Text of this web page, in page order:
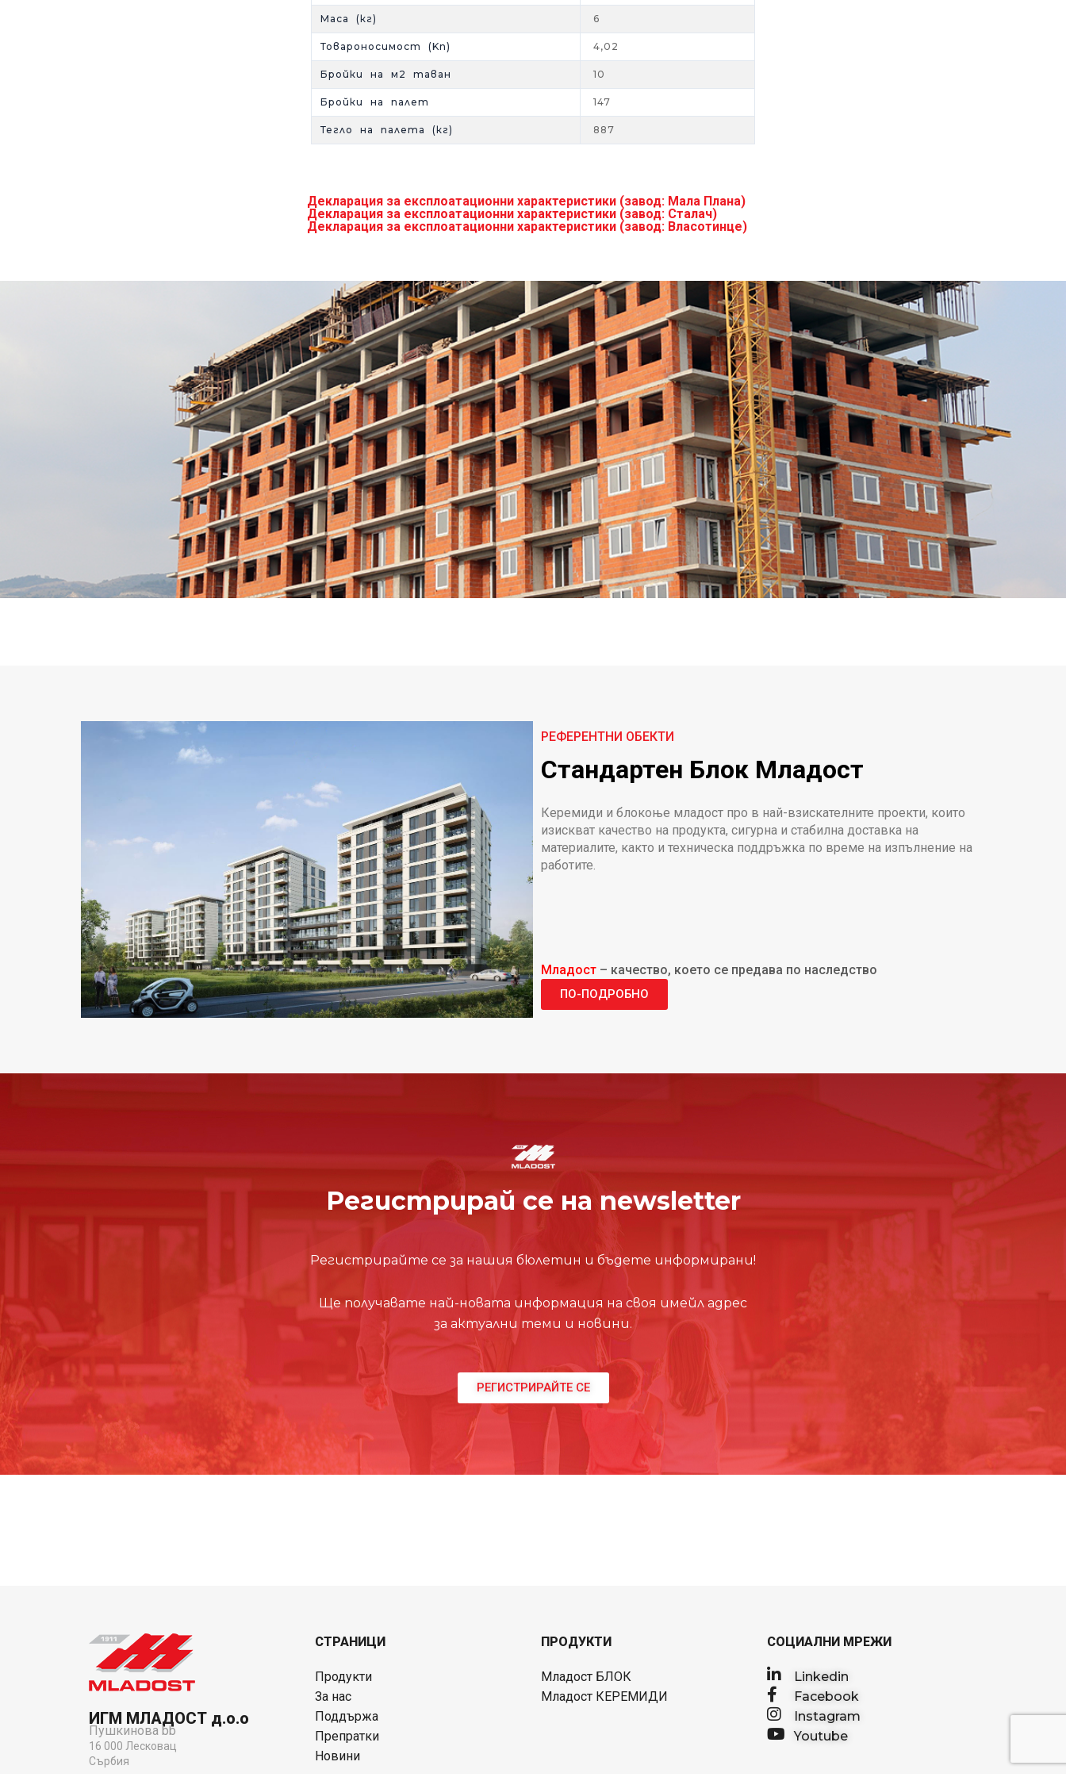
Mаса (кг) 6
Товароносимост (Kn) 4,02
Бройки на м2 таван 10
Бройки на палет 147
Тегло на палета (кг) 887
Декларация за експлоатационни характеристики (завод: Мала Плана)
Декларация за експлоатационни характеристики (завод: Сталач)
Декларация за експлоатационни характеристики (завод: Власотинце)
РЕФЕРЕНТНИ ОБЕКТИ
Стандартен Блок Младост
Керемиди и блокоње младост про в най-взискателните проекти, които
изискват качество на продукта, сигурна и стабилна доставка на
материалите, както и техническа поддръжка по време на изпълнение на
работите.
Младост – качество, което се предава по наследство
ПО-ПОДРОБНО
Регистрирай се на newsletter
Регистрирайте се за нашия бюлетин и бъдете информирани!
Ще получавате най-новата информация на своя имейл адрес
за актуални теми и новини.
РЕГИСТРИРАЙТЕ СЕ
ИГМ МЛАДОСТ д.о.о
Пушкинова bb
16 000 Лесковац
Сърбия
СТРАНИЦИ
Продукти
За нас
Поддържа
Препратки
Новини
ПРОДУКТИ
Младост БЛОК
Младост КЕРЕМИДИ
СОЦИАЛНИ МРЕЖИ
Linkedin
Facebook
Instagram
Youtube